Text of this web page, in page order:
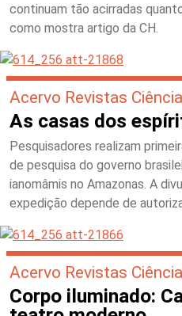
continuam tão acirradas
como mostra artigo da CH.
Acervo Revistas
As casas dos
Pesquisadores realizam
de pesquisa do governo
ianomâmis no Amazonas. A
expedição depende de
Acervo Revistas
Corpo iluminado: